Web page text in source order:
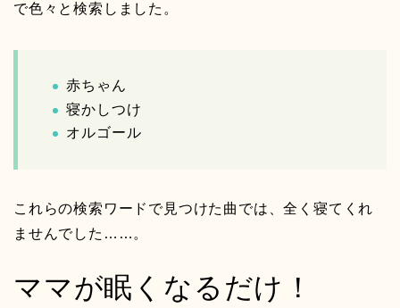
で色々と検索しました。
赤ちゃん
寝かしつけ
オルゴール
これらの検索ワードで見つけた曲では、全く寝てくれ
ませんでした……。
ママが眠くなるだけ！